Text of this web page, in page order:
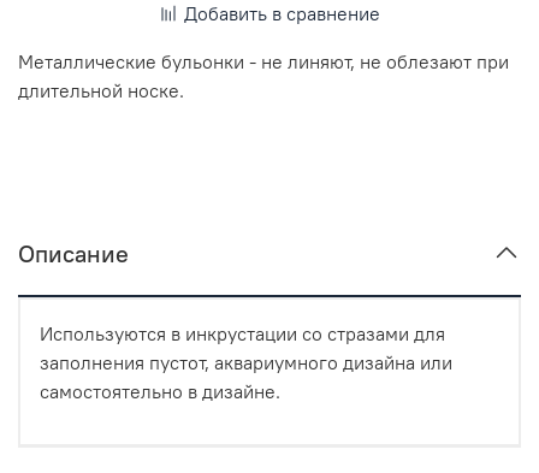
Добавить в сравнение
Металлические бульонки - не линяют, не облезают при
длительной носке.
Описание
Используются в инкрустации со стразами для
заполнения пустот, аквариумного дизайна или
самостоятельно в дизайне.